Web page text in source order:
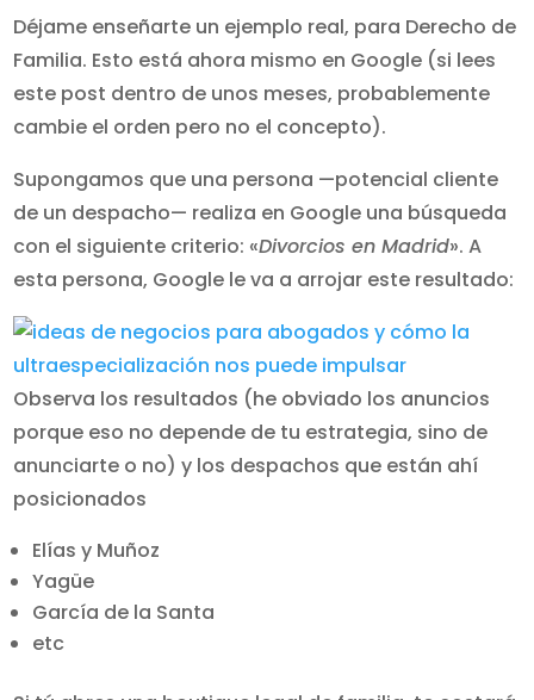
Déjame enseñarte un ejemplo real, para Derecho de
Familia. Esto está ahora mismo en Google (si lees
este post dentro de unos meses, probablemente
cambie el orden pero no el concepto).
Supongamos que una persona —potencial cliente
de un despacho— realiza en Google una búsqueda
con el siguiente criterio: «Divorcios en Madrid». A
esta persona, Google le va a arrojar este resultado:
Observa los resultados (he obviado los anuncios
porque eso no depende de tu estrategia, sino de
anunciarte o no) y los despachos que están ahí
posicionados
Elías y Muñoz
Yagüe
García de la Santa
etc